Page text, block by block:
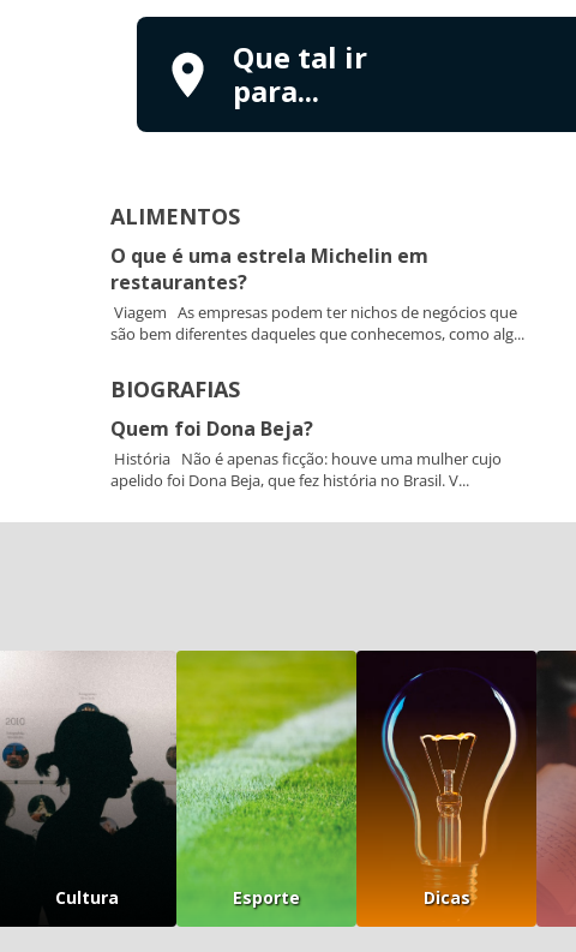
Que tal ir
para...
ALIMENTOS
O que é uma estrela Michelin em
restaurantes?
Viagem As empresas podem ter nichos de negócios que
são bem diferentes daqueles que conhecemos, como alg...
BIOGRAFIAS
Quem foi Dona Beja?
História Não é apenas ficção: houve uma mulher cujo
apelido foi Dona Beja, que fez história no Brasil. V...
Cultura Esporte Dicas